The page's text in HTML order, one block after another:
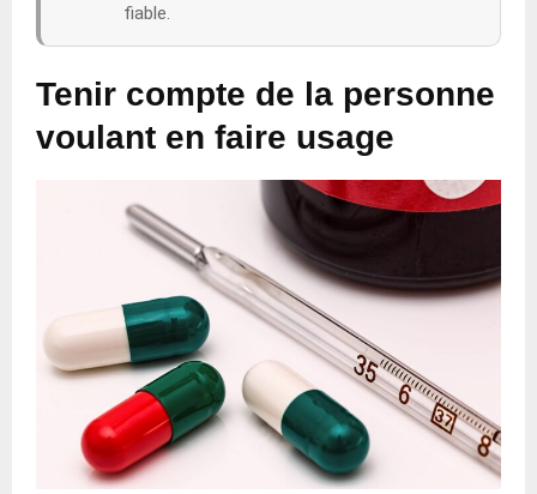
fiable.
Tenir compte de la personne
voulant en faire usage